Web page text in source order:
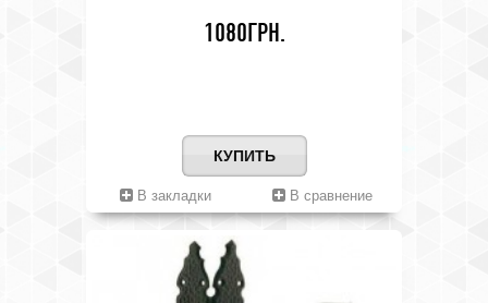
1080ГРН.
КУПИТЬ
В закладки В сравнение